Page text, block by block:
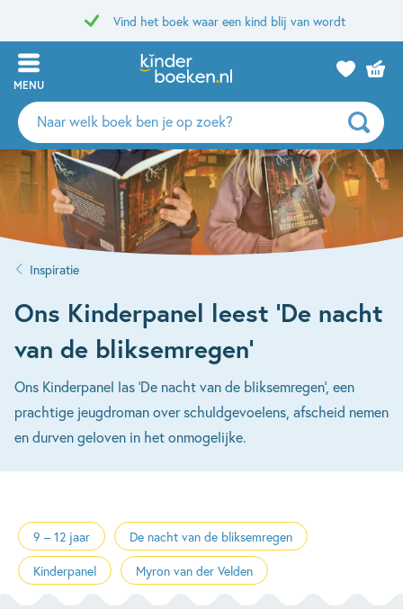
Vind het boek waar een kind blij van wordt
MENU
Zoeken
naar
boeken,
auteurs
uitgevers
Inspiratie
Ons Kinderpanel leest ‘De nacht
van de bliksemregen’
Ons Kinderpanel las 'De nacht van de bliksemregen', een
prachtige jeugdroman over schuldgevoelens, afscheid nemen
en durven geloven in het onmogelijke.
9 – 12 jaar
De nacht van de bliksemregen
Kinderpanel
Myron van der Velden